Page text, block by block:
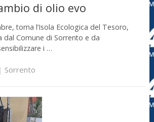
di olio evo
torna l’Isola Ecologica del Tesoro,
dal Comune di Sorrento e da
i …
Sorrento